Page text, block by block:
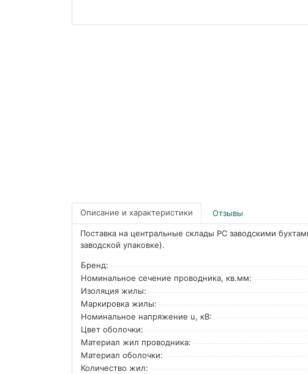
Описание и характеристики Отзывы
Поставка на центральные склады РС заводскими
заводской упаковке).
Бренд:
Номинальное сечение проводника, кв.мм:
Изоляция жилы:
Маркировка жилы:
Номинальное напряжение u, кВ:
Цвет оболочки:
Материал жил проводника:
Материал оболочки:
Количество жил: